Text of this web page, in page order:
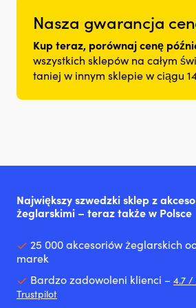
Nasza gwarancja
Kup teraz, porównaj cenę
wszystkich sklepów na całym
taniej w innym sklepie w ciągu
Największy szwedzki sklep z
żeglarskimi – teraz także w Polsce
25 000 akcesoriów żeglarskich
marek
Bardzo zadowoleni klienci – 4.7 /
Trustpilot